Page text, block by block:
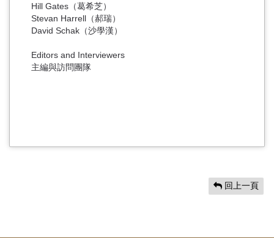
Hill Gates（葛希芝）
Stevan Harrell（郝瑞）
David Schak（沙學漢）
Editors and Interviewers
主編與訪問團隊
回上一頁